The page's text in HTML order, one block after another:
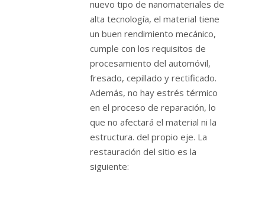
nuevo tipo de nanomateriales de
alta tecnología, el material tiene
un buen rendimiento mecánico,
cumple con los requisitos de
procesamiento del automóvil,
fresado, cepillado y rectificado.
Además, no hay estrés térmico
en el proceso de reparación, lo
que no afectará el material ni la
estructura. del propio eje. La
restauración del sitio es la
siguiente: